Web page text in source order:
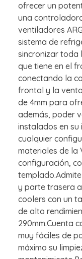
ofrecer un
una
ventiladores
sistema de
sincronizar toda
que tiene en el
conectando la
frontal y la
de 4mm para
además, poder
instalados en su
cualquier
materiales de la
configuración,
y parte trasera
coolers con un
de alto
290mm.Cuenta
muy fáciles de
máximo su